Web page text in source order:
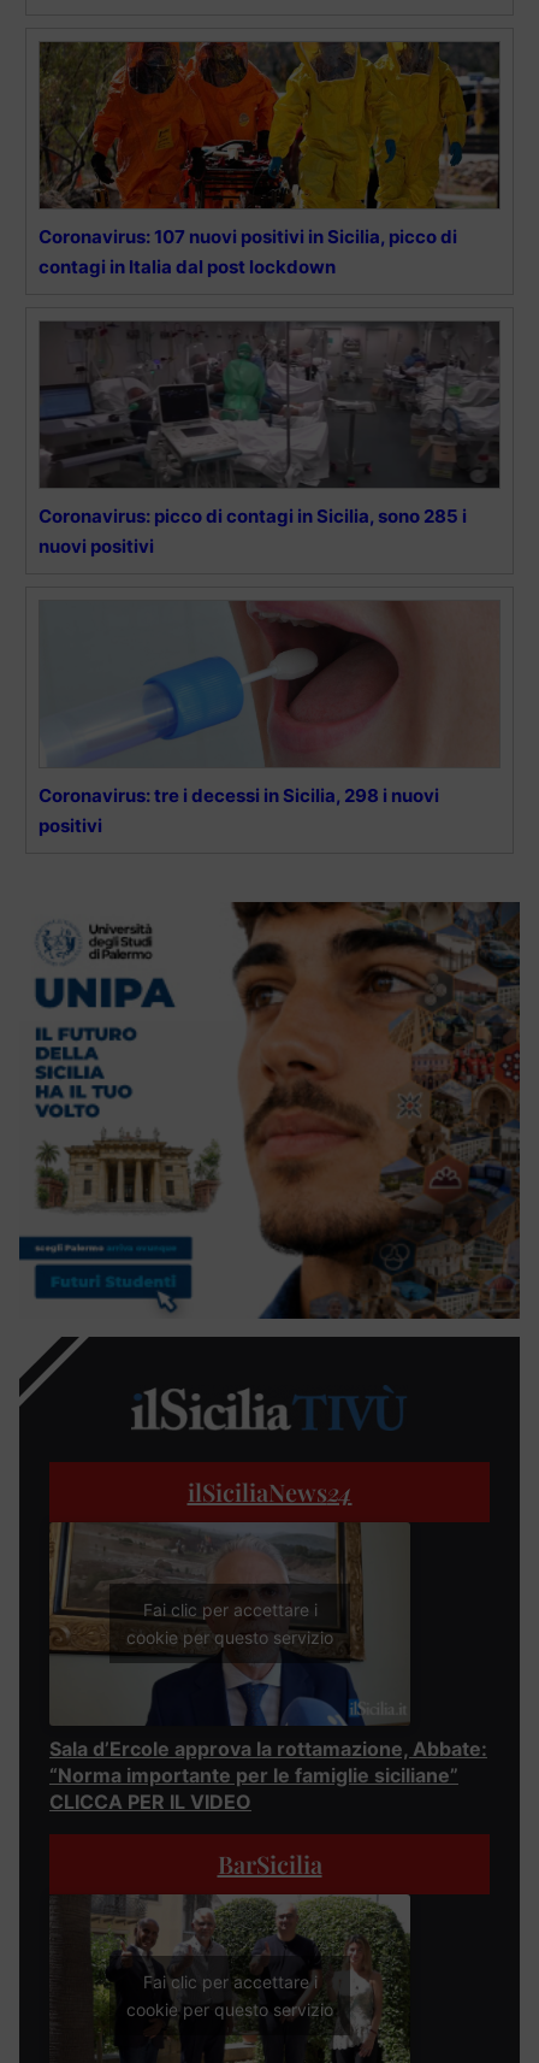
Coronavirus: 107 nuovi positivi in Sicilia, picco di
contagi in Italia dal post lockdown
Coronavirus: picco di contagi in Sicilia, sono 285 i
nuovi positivi
Coronavirus: tre i decessi in Sicilia, 298 i nuovi
positivi
ilSiciliaNews24
Fai clic per accettare i
cookie per questo servizio
Sala d’Ercole approva la rottamazione, Abbate:
“Norma importante per le famiglie siciliane”
CLICCA PER IL VIDEO
BarSicilia
Fai clic per accettare i
cookie per questo servizio